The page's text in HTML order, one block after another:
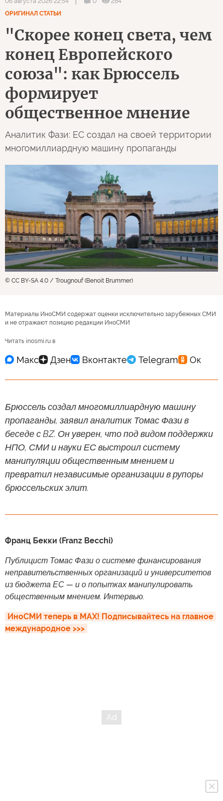
ОРИГИНАЛ СТАТЬИ
"Скорее конец света, чем
конец Европейского
союза": как Брюссель
формирует
общественное мнение
Аналитик Фази: ЕС создал на своей территории
многомиллиардную машину пропаганды
© CC BY-SA 4.0 / Trougnouf (Benoit Brummer)
Материалы ИноСМИ содержат оценки исключительно зарубежных СМИ
и не отражают позицию редакции ИноСМИ
Читать inosmi.ru в
Брюссель создал многомиллиардную машину
пропаганды, заявил аналитик Томас Фази в
беседе с BZ. Он уверен, что под видом поддержки
НПО, СМИ и науки ЕС выстроил систему
манипуляции общественным мнением и
превратил независимые организации в рупоры
брюссельских элит.
Франц Бекки (Franz Becchi)
Публицист Томас Фази о системе финансирования
неправительственных организаций и университетов
из бюджета ЕС — и о попытках манипулировать
общественным мнением. Интервью.
ИноСМИ теперь в MAX! Подписывайтесь на главное
международное >>>